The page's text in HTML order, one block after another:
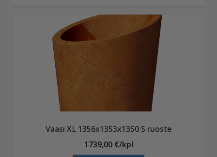
Vaasi XL 1356x1353x1350 S ruoste
1739,00 €/kpl